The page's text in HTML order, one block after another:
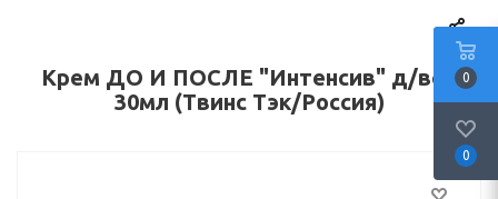
Крем ДО И ПОСЛЕ "Интенсив" д/век
30мл (Твинс Тэк/Россия)
0
0